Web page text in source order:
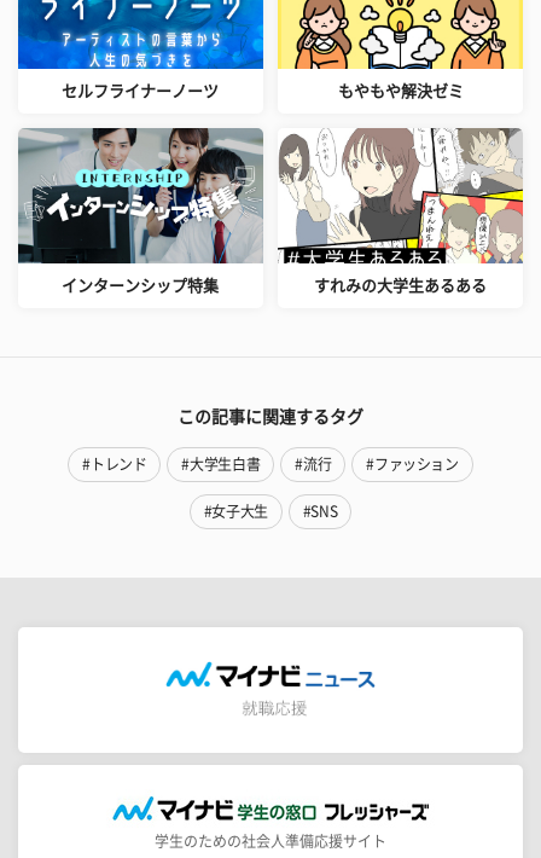
セルフライナーノーツ もやもや解決ゼミ
インターンシップ特集 すれみの大学生あるある
この記事に関連するタグ
#トレンド #大学生白書 #流行 #ファッション
#女子大生 #SNS
学生のための社会人準備応援サイト